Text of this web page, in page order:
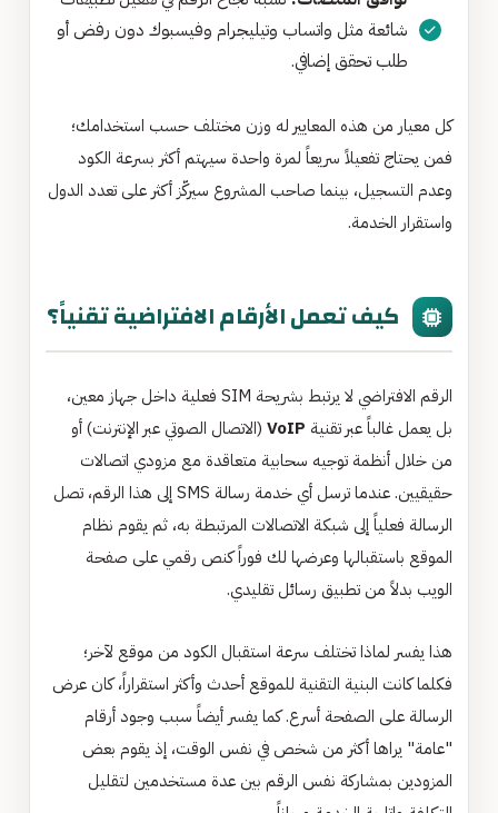
شائعة مثل واتساب وتيليجرام وفيسبوك دون رفض أو
طلب تحقق إضافي.
كل معيار من هذه المعايير له وزن مختلف حسب استخدامك؛
فمن يحتاج تفعيلاً سريعاً لمرة واحدة سيهتم أكثر بسرعة الكود
وعدم التسجيل، بينما صاحب المشروع سيركّز أكثر على تعدد الدول
واستقرار الخدمة.
كيف تعمل الأرقام الافتراضية تقنياً؟
الرقم الافتراضي لا يرتبط بشريحة SIM فعلية داخل جهاز معين،
بل يعمل غالباً عبر تقنية VoIP (الاتصال الصوتي عبر الإنترنت) أو
من خلال أنظمة توجيه سحابية متعاقدة مع مزودي اتصالات
حقيقيين. عندما ترسل أي خدمة رسالة SMS إلى هذا الرقم، تصل
الرسالة فعلياً إلى شبكة الاتصالات المرتبطة به، ثم يقوم نظام
الموقع باستقبالها وعرضها لك فوراً كنص رقمي على صفحة
الويب بدلاً من تطبيق رسائل تقليدي.
هذا يفسر لماذا تختلف سرعة استقبال الكود من موقع لآخر؛
فكلما كانت البنية التقنية للموقع أحدث وأكثر استقراراً، كان عرض
الرسالة على الصفحة أسرع. كما يفسر أيضاً سبب وجود أرقام
"عامة" يراها أكثر من شخص في نفس الوقت، إذ يقوم بعض
المزودين بمشاركة نفس الرقم بين عدة مستخدمين لتقليل